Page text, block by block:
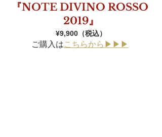
『NOTE DIVINO ROSSO
2019』
¥9,900（税込）
ご購入はこちらから▶︎▶︎▶︎